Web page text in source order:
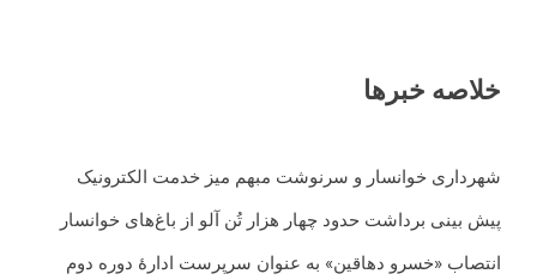
خلاصه خبرها
شهرداری خوانسار و سرنوشت مبهم میز خدمت الکترونیک
پیش بینی برداشت حدود چهار هزار تُن آلو از باغ‌های خوانسار
انتصاب «خسرو دهاقین» به عنوان سرپرست ادارۀ دوره دوم